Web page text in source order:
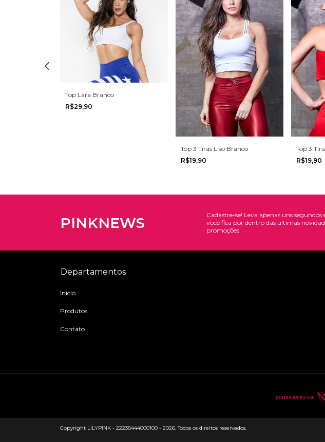
Top Lara Branco
R$29,90
Top 3 Tiras Liso Branco
R$19,90
Top 3
R$19,90
PINKNEWS
Cadastre-se! Leva apenas uns segundos
você fica por dentro das últimas
promoções.
Departamentos
Início
Produtos
Contato
Copyright LILYPINK - 22238444000100 - 2026. Todos os direitos reservados.